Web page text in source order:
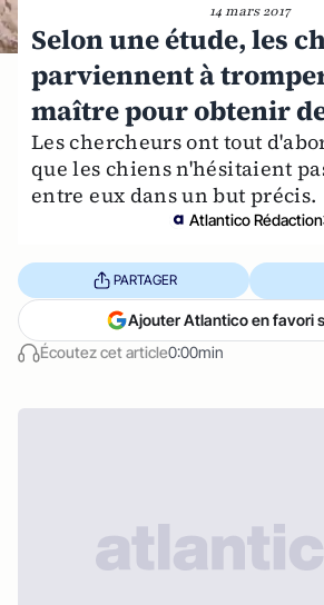
14 mars 2017
Selon une étude, les
parviennent à
maître pour obtenir
Les chercheurs ont tout
que les chiens n'hésitaient
entre eux dans un but précis.
Atlantico Rédaction
Écoutez cet article0:00min
PARTAGER
Ajouter Atlantico en favori